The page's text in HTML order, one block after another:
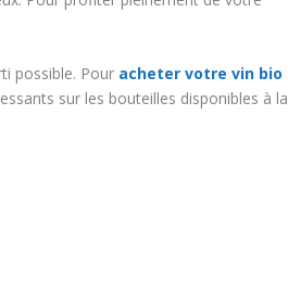
possible. Pour acheter votre vin bio
sur les bouteilles disponibles à la